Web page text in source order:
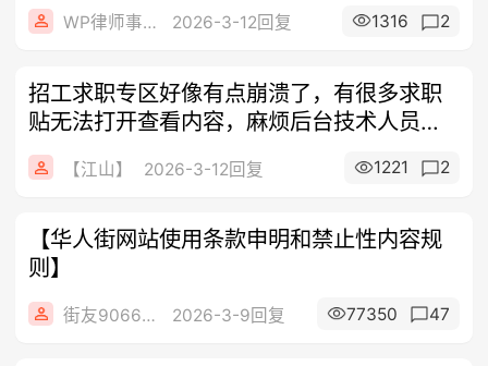
WP律师事务所 2026-3-12回复 1316 2
招工求职专区好像有点崩溃了，有很多求职
贴无法打开查看内容，麻烦后台技术人员处
理一
【江山】 2026-3-12回复 1221 2
【华人街网站使用条款申明和禁止性内容规
则】
街友90663591 2026-3-9回复 77350 47